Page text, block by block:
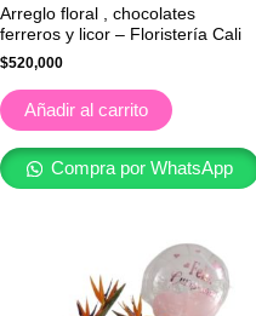
Arreglo floral , chocolates
ferreros y licor – Floristería Cali
$520,000
Añadir al carrito
Compra por WhatsApp